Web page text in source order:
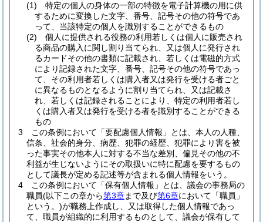
(1)
特定の個人の身体の一部の特徴を電子計算機の用に供
するために変換した文字、番号、記号その他の符号であ
って、当該特定の個人を識別することができるもの
(2)
個人に提供される役務の利用若しくは個人に販売され
る商品の購入に関し割り当てられ、又は個人に発行され
るカードその他の書類に記載され、若しくは電磁的方式
により記録された文字、番号、記号その他の符号であっ
て、その利用者若しくは購入者又は発行を受ける者ごと
に異なるものとなるように割り当てられ、又は記載さ
れ、若しくは記録されることにより、特定の利用者若し
くは購入者又は発行を受ける者を識別することができる
もの
3
この条例において「要配慮個人情報」とは、本人の人種、
信条、社会的身分、病歴、犯罪の経歴、犯罪により害を被
った事実その他本人に対する不当な差別、偏見その他の不
利益が生じないようにその取扱いに特に配慮を要するもの
として議長が定める記述等が含まれる個人情報をいう。
4
この条例において「保有個人情報」とは、議会の事務局の
職員(以下この章から第3章まで及び第6章において「職員」
という。)が職務上作成し、又は取得した個人情報であっ
て、職員が組織的に利用するものとして、議会が保有して